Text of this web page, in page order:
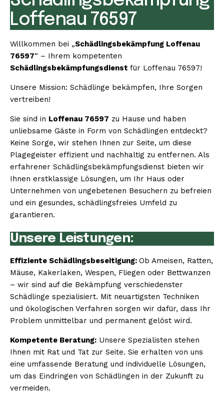
Loffenau 76597
Willkommen bei „Schädlingsbekämpfung Loffenau
76597“ – Ihrem kompetenten
Schädlingsbekämpfungsdienst für Loffenau 76597!
Unsere Mission: Schädlinge bekämpfen, Ihre Sorgen
vertreiben!
Sie sind in Loffenau 76597 zu Hause und haben
unliebsame Gäste in Form von Schädlingen entdeckt?
Keine Sorge, wir stehen Ihnen zur Seite, um diese
Plagegeister effizient und nachhaltig zu entfernen. Als
erfahrener Schädlingsbekämpfungsdienst bieten wir
Ihnen erstklassige Lösungen, um Ihr Haus oder
Unternehmen von ungebetenen Besuchern zu befreien
und ein gesundes, schädlingsfreies Umfeld zu
garantieren.
Unsere Leistungen:
Effiziente Schädlingsbeseitigung: Ob Ameisen, Ratten,
Mäuse, Kakerlaken, Wespen, Fliegen oder Bettwanzen
– wir sind auf die Bekämpfung verschiedenster
Schädlinge spezialisiert. Mit neuartigsten Techniken
und ökologischen Verfahren sorgen wir dafür, dass Ihr
Problem unmittelbar und permanent gelöst wird.
Kompetente Beratung: Unsere Spezialisten stehen
Ihnen mit Rat und Tat zur Seite. Sie erhalten von uns
eine umfassende Beratung und individuelle Lösungen,
um das Eindringen von Schädlingen in der Zukunft zu
vermeiden.